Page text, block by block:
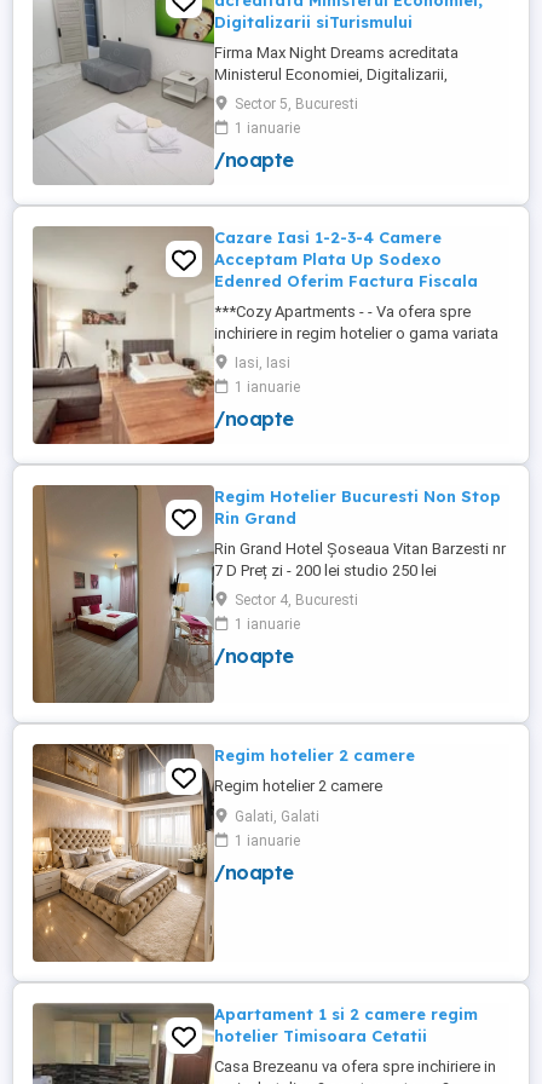
Digitalizarii siTurismului
Firma Max Night Dreams acreditata
Ministerul Economiei, Digitalizarii,
Antreprenoriatului si Turismului închiriază
in regim hotelier in zona Drumul Taberei -
Ghencea diferite tipuri de camere Camera
single cu o suprafață totală de 16mp
cu o suprafață totală de ...
Sector 5, Bucuresti
1 ianuarie
/noapte
Cazare Iasi 1-2-3-4 Camere
Acceptam Plata Up Sodexo
Edenred Oferim Factura Fiscala
***Cozy Apartments - - Va ofera spre
inchiriere in regim hotelier o gama variata
de apartamente si garsoniere situate in
puncte cheie ale orasului doar in
complexe rezidentiale noi: *Zona Palas
Mall - Centru - Complex Lazar Residence;
Residence; *Zona Palas Mall - ...
Iasi, Iasi
1 ianuarie
/noapte
Regim Hotelier Bucuresti Non Stop
Rin Grand
Rin Grand Hotel Șoseaua Vitan Barzesti nr
7 D Preț zi - 200 lei studio 250 lei
apartament
Sector 4, Bucuresti
1 ianuarie
/noapte
Regim hotelier 2 camere
Regim hotelier 2 camere
Galati, Galati
1 ianuarie
/noapte
Apartament 1 si 2 camere regim
hotelier Timisoara Cetatii
Casa Brezeanu va ofera spre inchiriere in